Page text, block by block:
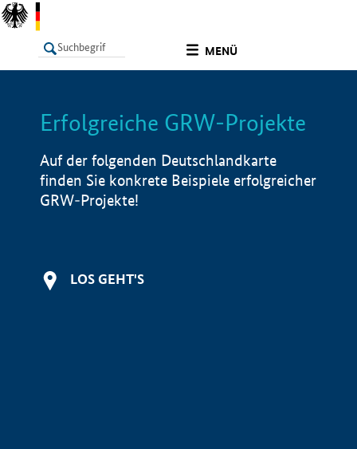
MENÜ
LISTE Info
Erfolgreiche GRW-Projekte
Auf der folgenden Deutschlandkarte
finden Sie konkrete Beispiele erfolgreicher
GRW-Projekte!
LOS GEHT'S